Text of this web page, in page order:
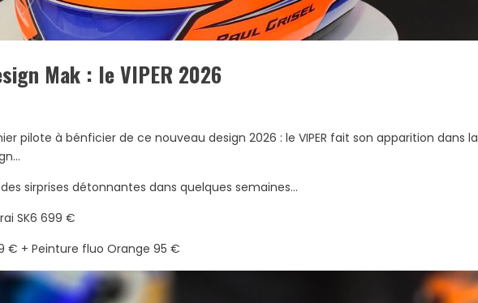
Mak : le VIPER 2026
pilote à bénficier de ce nouveau design 2026 : le VIPER fait son apparition dans la
sirprises détonnantes dans quelques semaines…
SK6 699 €
€ + Peinture fluo Orange 95 €